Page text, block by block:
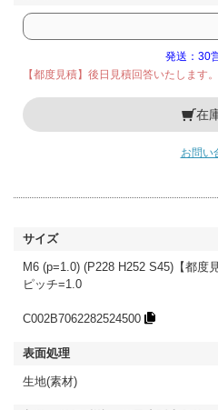
発送：30
【都度見積】後日見積回答いたします
在
お問い
M6 (p=1.0) (P228 H252 S45)【都度
ピッチ=1.0
C002B7062282524500
生地(素材)